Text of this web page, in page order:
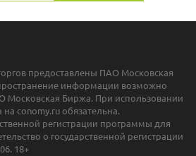
предоставлены ПАО Московская
информации возможно
Московская Биржа. При использовании
conomy.ru обязательна.
регистрации программы для
о государственной регистрации
18+